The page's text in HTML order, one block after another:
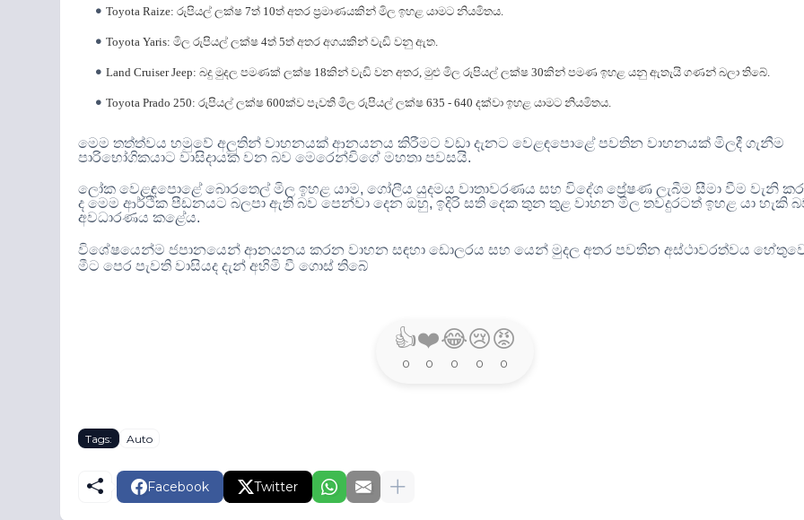
Toyota Raize:රුපියල් ලක්ෂ7ත් 10ත් අතර ප්‍රමාණයකින් මිල ඉහළ යාමට නියමිතය
Toyota Yaris:මිල රුපියල් ලක්ෂ4ත්5ත් අතර අගයකින් වැඩි වනු ඇත
Land Cruiser Jeep:බදු මුදල පමණක් ලක්ෂ 18කින් වැඩි වන අතර ,මුළු මිල රුපියල් ලක්ෂ30කින් පමණ ඉහළ යනු ඇතැයි ගණන් බලා තිබේ
Toyota Prado 250:රුපියල් ලක්ෂ600ක්ව පැවති මිල රුපියල් ලක්ෂ635 - 640දක්වා ඉහළ යාමට නියමිතය
මෙම තත්ත්වය හමුවේ අලුතින් වාහනයක් ආනයනය කිරීමට වඩා දැනට වෙළඳපොළේ පවතින වාහනයක් මිලදී ගැනීම
පාරිභෝගිකයාට වාසිදායක වන බව මෙරෙන්චිගේ මහතා පවසයි.
ලෝක වෙළඳපොළේ බොරතෙල් මිල ඉහළ යාම,ගෝලීය යුදමය වාතාවරණය සහ විදේශ ප්‍රේෂණ ලැබීම සීමා වීම වැනි
ද මෙම ආර්ථික පීඩනයට බලපා ඇති බව පෙන්වා දෙන ඔහු,ඉදිරි සති දෙක තුන තුළ වාහන මිල තවදුරටත් ඉහළ යා හැකි
අවධාරණය කළේය.
විශේෂයෙන්ම ජපානයෙන් ආනයනය කරන වාහන සඳහා ඩොලරය සහ යෙන් මුදල අතර පවතින අස්ථාවරත්වය
මීට පෙර පැවති වාසියද දැන් අහිමි වී ගොස් තිබේ
👍
0
❤️
0
😂
0
😢
0
😡
0
Tags: Auto
Facebook Twitter